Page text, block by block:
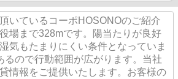
いているコーポHOSONOのご紹介
場まで328mです。陽当たりが良好
気もたまりにくい条件となっていま
るので行動範囲が広がります。当社
情報をご提供いたします。お客様の